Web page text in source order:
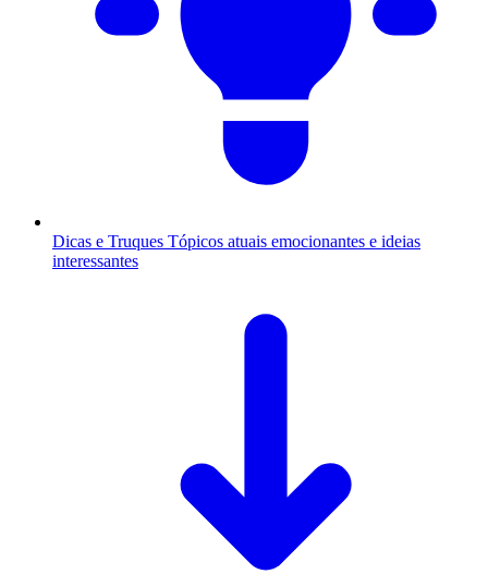
Dicas e Truques Tópicos atuais emocionantes e ideias
interessantes